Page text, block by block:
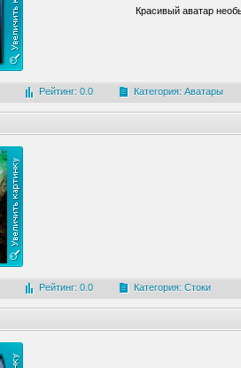
Красивый аватар
Рейтинг: 0.0 Категория: Аватары
Рейтинг: 0.0 Категория: Стоки